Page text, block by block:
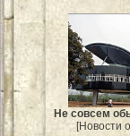
Не совсем
[Новости